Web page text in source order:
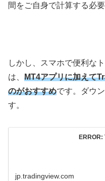
間をご自身で計算する必要
しかし、スマホで便利な
は、 MT4アプリに加えて
のがおすすめです。ダウ
す。
jp.tradingview.com